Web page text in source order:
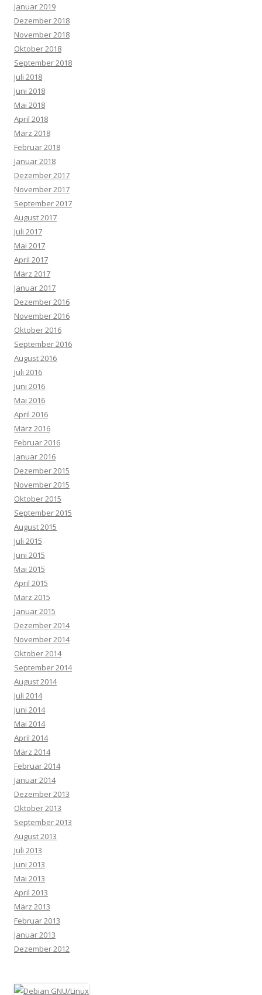
Januar 2019
Dezember 2018
November 2018
Oktober 2018
September 2018
Juli 2018
Juni 2018
Mai 2018
April 2018
März 2018
Februar 2018
Januar 2018
Dezember 2017
November 2017
September 2017
August 2017
Juli 2017
Mai 2017
April 2017
März 2017
Januar 2017
Dezember 2016
November 2016
Oktober 2016
September 2016
August 2016
Juli 2016
Juni 2016
Mai 2016
April 2016
März 2016
Februar 2016
Januar 2016
Dezember 2015
November 2015
Oktober 2015
September 2015
August 2015
Juli 2015
Juni 2015
Mai 2015
April 2015
März 2015
Januar 2015
Dezember 2014
November 2014
Oktober 2014
September 2014
August 2014
Juli 2014
Juni 2014
Mai 2014
April 2014
März 2014
Februar 2014
Januar 2014
Dezember 2013
Oktober 2013
September 2013
August 2013
Juli 2013
Juni 2013
Mai 2013
April 2013
März 2013
Februar 2013
Januar 2013
Dezember 2012